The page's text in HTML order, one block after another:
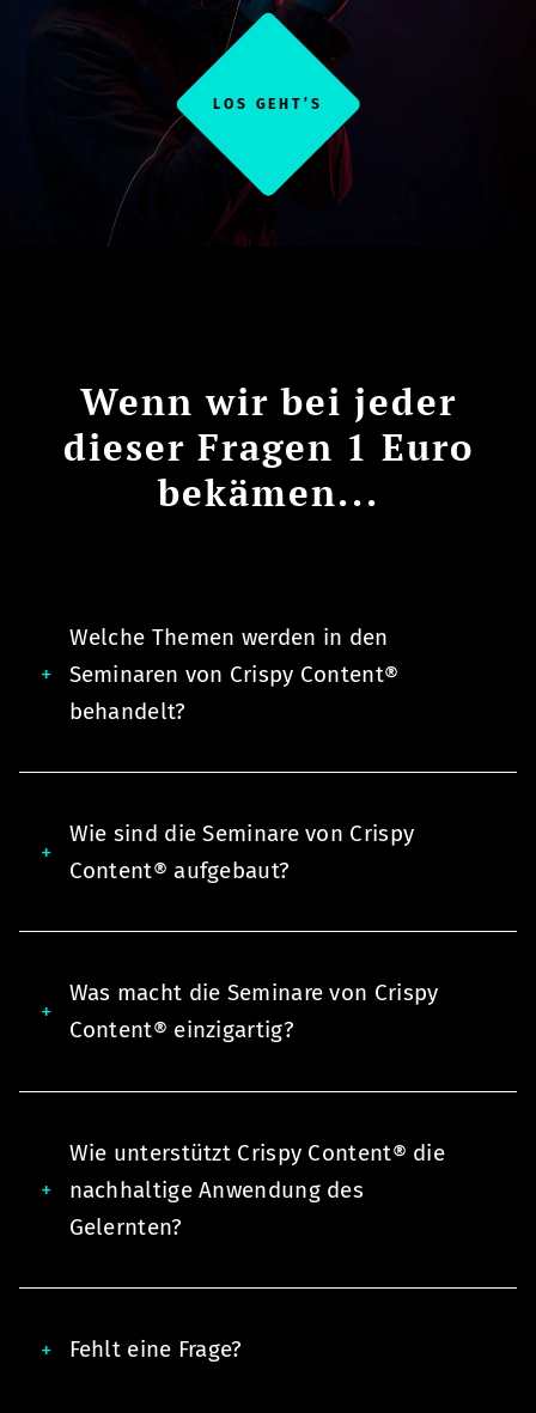
LOS GEHT’S
Wenn wir bei jeder
dieser Fragen 1 Euro
bekämen...
Welche Themen werden in den
Seminaren von Crispy Content®
behandelt?
Wie sind die Seminare von Crispy
Content® aufgebaut?
Was macht die Seminare von Crispy
Content® einzigartig?
Wie unterstützt Crispy Content® die
nachhaltige Anwendung des
Gelernten?
Fehlt eine Frage?